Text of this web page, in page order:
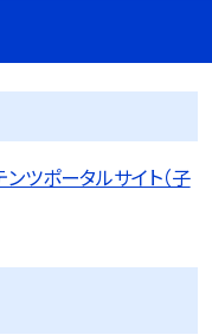
ツポータルサイト（子